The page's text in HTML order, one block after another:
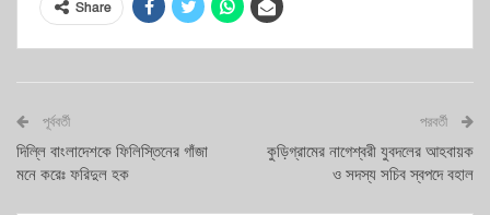
Share
পূর্ববর্তী
দিল্লি বাংলাদেশকে ফিলিস্তিনের গাঁজা
মনে করেঃ ফরিদুল হক
পরবর্তী
কুড়িগ্রামের নাগেশ্বরী যুবদলের আহবায়ক
ও সদস্য সচিব স্বপদে বহাল